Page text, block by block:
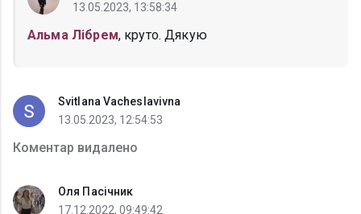
13.05.2023, 13:58:34
Альма Лібрем, круто. Дякую
Svitlana Vacheslavivna
13.05.2023, 12:54:53
Коментар видалено
Оля Пасічник
17.12.2022, 09:49:42